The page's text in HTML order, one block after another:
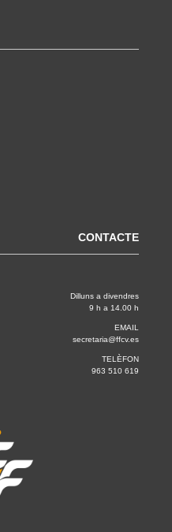
CONTACTE
Dilluns a divendres
9 h a 14.00 h
EMAIL
secretaria@ffcv.es
TELÈFON
963 510 619